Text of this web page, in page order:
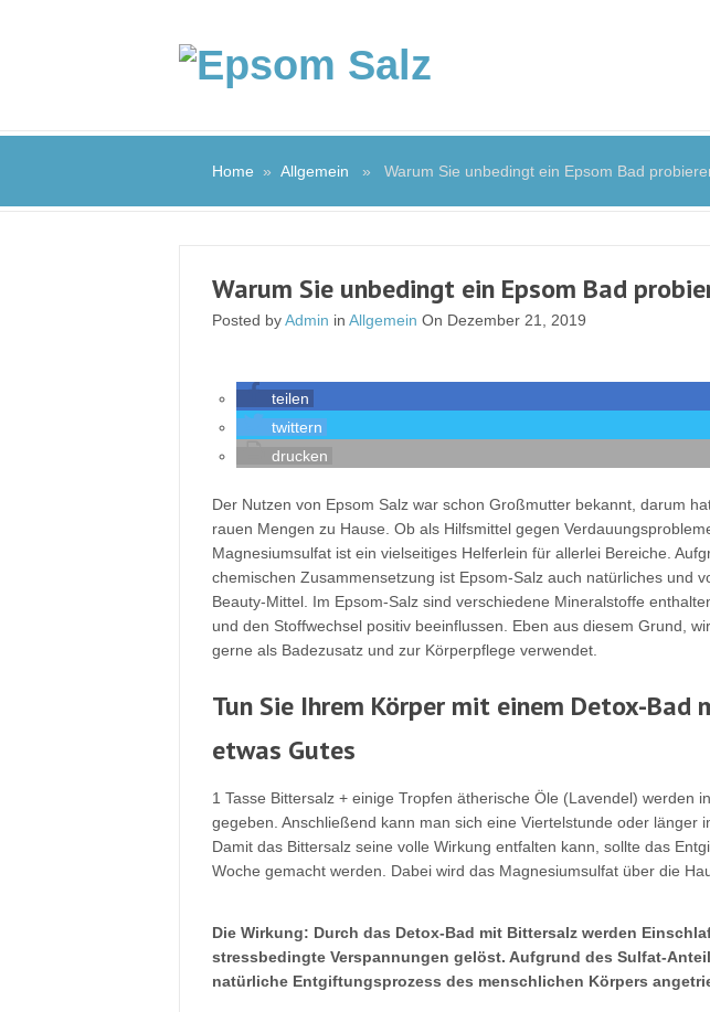
Home » Allgemein » Warum Sie unbedingt ein Epsom Bad
Warum Sie unbedingt ein Epsom Bad
Posted byAdmin in Allgemein On Dezember 21, 2019
teilen
twittern
drucken
Der Nutzen von Epsom Salz war schon Großmutter bekannt, darum
rauen Mengen zu Hause. Ob als Hilfsmittel gegen
Magnesiumsulfat ist ein vielseitiges Helferlein für allerlei Bereiche.
chemischen Zusammensetzung ist Epsom-Salz auch natürliches und
Beauty-Mittel. Im Epsom-Salz sind verschiedene Mineralstoffe
und den Stoffwechsel positiv beeinflussen. Eben aus diesem Grund,
gerne als Badezusatz und zur Körperpflege verwendet.
Tun Sie Ihrem Körper mit einem Detox-
etwas Gutes
1 Tasse Bittersalz + einige Tropfen ätherische Öle (Lavendel) werden
gegeben. Anschließend kann man sich eine Viertelstunde oder länger
Damit das Bittersalz seine volle Wirkung entfalten kann, sollte das
Woche gemacht werden. Dabei wird das Magnesiumsulfat über die
Die Wirkung: Durch das Detox-Bad mit Bittersalz werden
stressbedingte Verspannungen gelöst. Aufgrund des Sulfat-
natürliche Entgiftungsprozess des menschlichen Körpers